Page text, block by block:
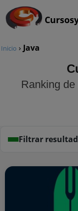
Inicio › Java
Ranking
Filtrar